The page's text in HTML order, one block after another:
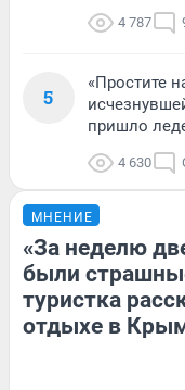
4 787
5
«Простите
пришло
4 630
МНЕНИЕ
«За неделю
были
туристка
отдыхе в